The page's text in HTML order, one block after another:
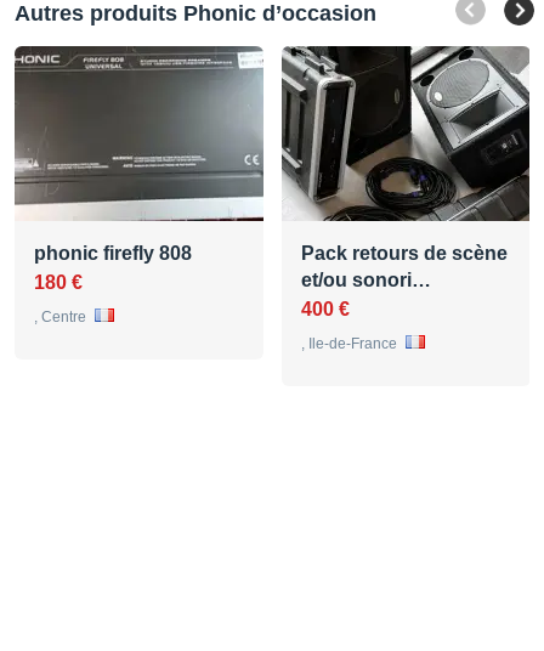
Autres produits Phonic d’occasion
phonic firefly 808
180 €
, Centre
Pack retours de scène
et/ou sonori…
400 €
, Ile-de-France